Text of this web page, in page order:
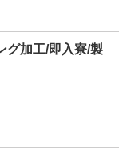
グ加工/即入寮/製